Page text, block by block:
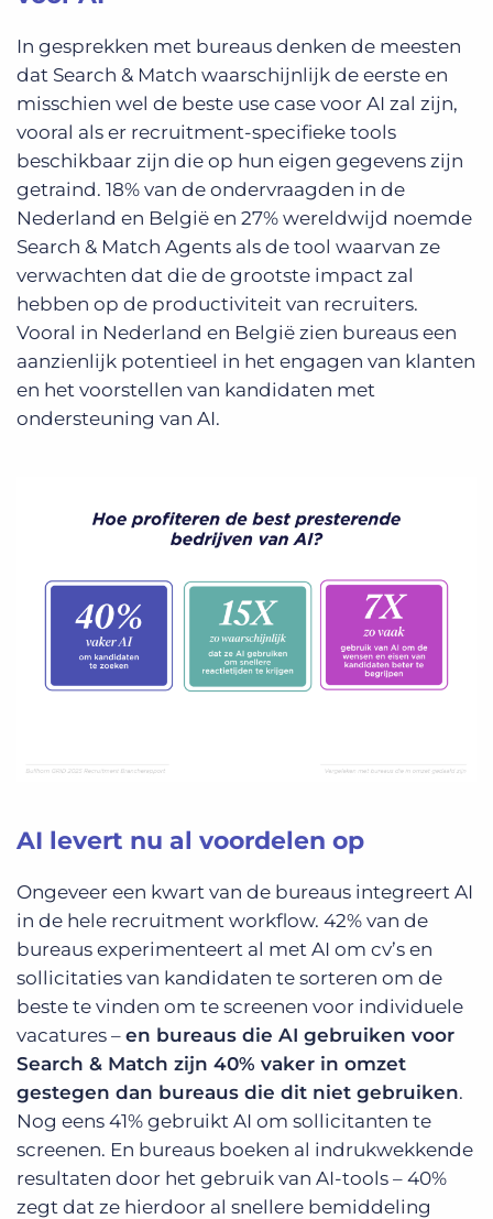
In gesprekken met bureaus denken de meesten
dat Search & Match waarschijnlijk de eerste en
misschien wel de beste use case voor AI zal zijn,
vooral als er recruitment-specifieke tools
beschikbaar zijn die op hun eigen gegevens zijn
getraind. 18% van de ondervraagden in de
Nederland en België en 27% wereldwijd noemde
Search & Match Agents als de tool waarvan ze
verwachten dat die de grootste impact zal
hebben op de productiviteit van recruiters.
Vooral in Nederland en België zien bureaus een
aanzienlijk potentieel in het engagen van klanten
en het voorstellen van kandidaten met
ondersteuning van AI.
AI levert nu al voordelen op
Ongeveer een kwart van de bureaus integreert AI
in de hele recruitment workflow. 42% van de
bureaus experimenteert al met AI om cv’s en
sollicitaties van kandidaten te sorteren om de
beste te vinden om te screenen voor individuele
vacatures – en bureaus die AI gebruiken voor
Search & Match zijn 40% vaker in omzet
gestegen dan bureaus die dit niet gebruiken.
Nog eens 41% gebruikt AI om sollicitanten te
screenen. En bureaus boeken al indrukwekkende
resultaten door het gebruik van AI-tools – 40%
zegt dat ze hierdoor al snellere bemiddeling